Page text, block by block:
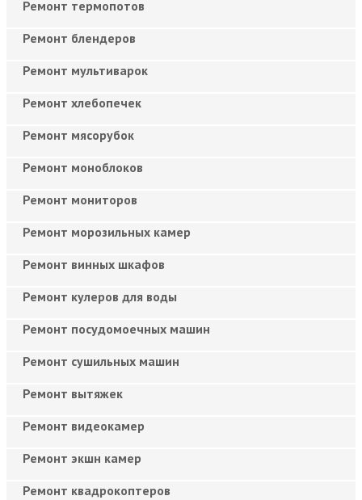
Ремонт термопотов
Ремонт блендеров
Ремонт мультиварок
Ремонт хлебопечек
Ремонт мясорубок
Ремонт моноблоков
Ремонт мониторов
Ремонт морозильных камер
Ремонт винных шкафов
Ремонт кулеров для воды
Ремонт посудомоечных машин
Ремонт сушильных машин
Ремонт вытяжек
Ремонт видеокамер
Ремонт экшн камер
Ремонт квадрокоптеров